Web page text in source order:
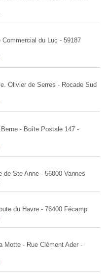
du Luc - 59187
Olivier de Serres - Rocade Sud
- Boîte Postale 147 -
Ste Anne - 56000 Vannes
du Havre - 76400 Fécamp
Motte - Rue Clément Ader -